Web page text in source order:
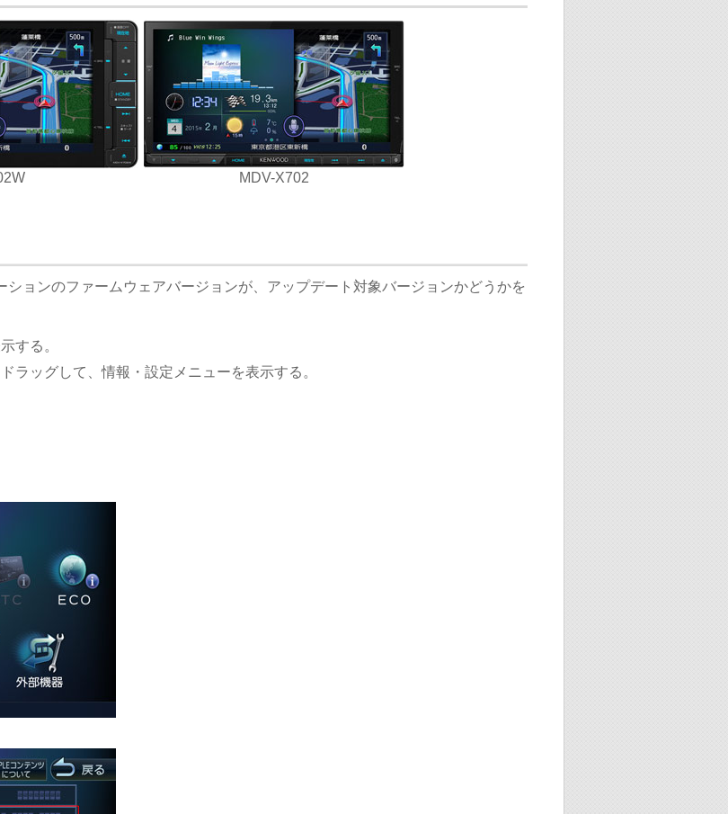
MDV-X702
ョンのファームウェアバージョンが、アップデート対象バージョンかどうかを
する。
ラッグして、情報・設定メニューを表示する。